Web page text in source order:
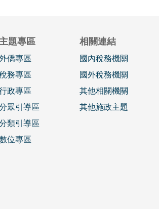
題專區
僑專區
務專區
政專區
眾引導區
類引導區
位專區
相關連結
國內稅務機關
國外稅務機關
其他相關機關
其他施政主題